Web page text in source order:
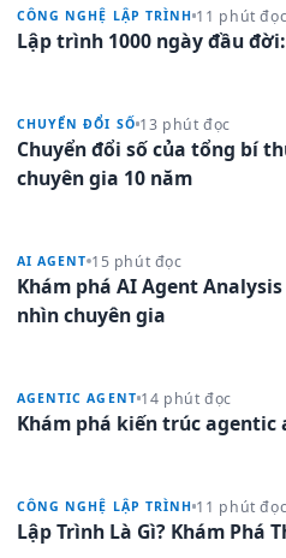
CÔNG NGHỆ LẬP TRÌNH 11 phút đọc
Lập trình 1000 ngày đầu
CHUYỂN ĐỔI SỐ 13 phút đọc
Chuyển đổi số của tổng bí
chuyên gia 10 năm
AI AGENT 15 phút đọc
Khám phá AI Agent
nhìn chuyên gia
AGENTIC AGENT 14 phút đọc
Khám phá kiến trúc agentic
CÔNG NGHỆ LẬP TRÌNH 11 phút đọc
Lập Trình Là Gì? Khám Phá